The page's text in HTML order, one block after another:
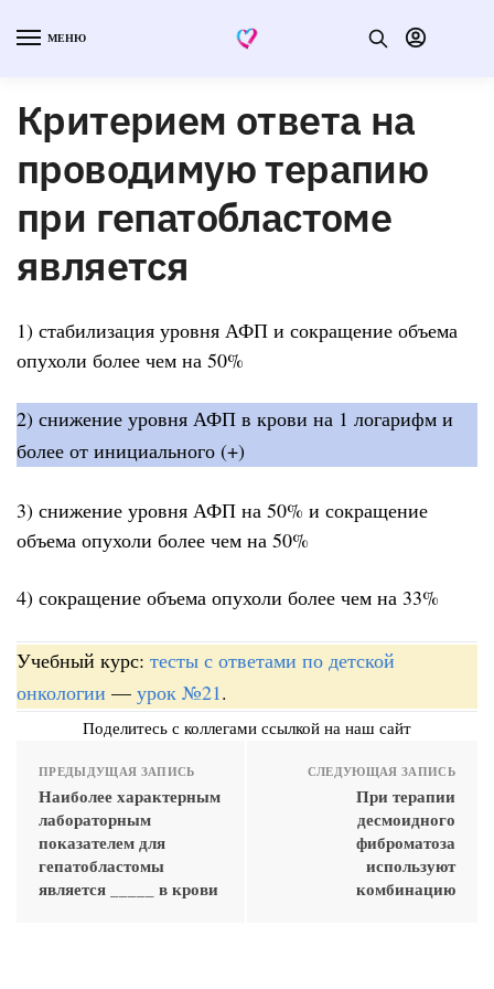
МЕНЮ
Критерием ответа на
проводимую терапию
при гепатобластоме
является
1) стабилизация уровня АФП и сокращение объема
опухоли более чем на 50%
2) снижение уровня АФП в крови на 1 логарифм и
более от инициального (+)
3) снижение уровня АФП на 50% и сокращение
объема опухоли более чем на 50%
4) сокращение объема опухоли более чем на 33%
Учебный курс: тесты с ответами по детской
онкологии — урок №21.
Поделитесь с коллегами ссылкой на наш сайт
ПРЕДЫДУЩАЯ ЗАПИСЬ
Наиболее характерным
лабораторным
показателем для
гепатобластомы
является _____ в крови
СЛЕДУЮЩАЯ ЗАПИСЬ
При терапии
десмоидного
фиброматоза
используют
комбинацию